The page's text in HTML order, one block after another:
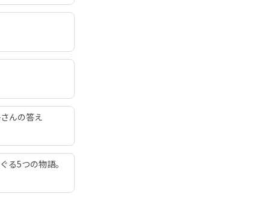
んの答え
る5つの物語。